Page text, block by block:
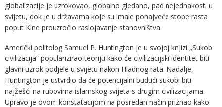
globalizacije je uzrokovao, globalno gledano, pad nejednakosti u
svijetu, dok je u državama koje su imale ponajveće stope rasta
poput Kine prouzročio raslojavanje stanovništva.
Američki politolog Samuel P. Huntington je u svojoj knjizi „Sukob
civilizacija“ popularizirao teoriju kako će civilizacijski identitet biti
glavni uzrok podjele u svijetu nakon Hladnog rata. Nadalje,
Huntington je ustvrdio da će potencijalni budući sukobi biti
najžešći na rubovima islamskog svijeta s drugim civilizacijama.
Upravo je ovom konstatacijom na posredan način priznao kako